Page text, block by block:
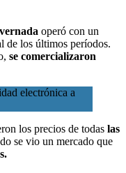
operó con un
de los últimos períodos.
se comercializaron
electrónica a
los precios de todas las
se vio un mercado que